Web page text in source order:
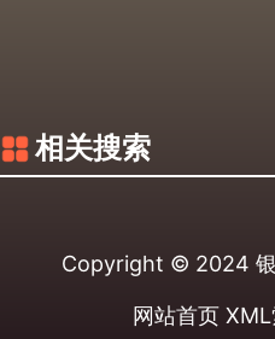
相关搜索
Copyright © 2024
网站首页 XML